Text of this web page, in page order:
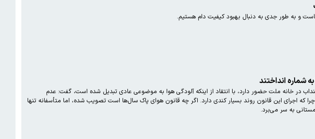
و به طور جدی به دنبال بهبود کیفیت دام هستیم.
انداختند
در خانه ملت حضور دارد، با انتقاد از اینکه آلودگی هوا به موضوعی عادی تبدیل شده است، گفت: عدم
که اجرای این قانون روند بسیار کندی دارد. اگر چه قانون هوای پاک سال‌ها است تصویب شده، اما متأسفانه تنها